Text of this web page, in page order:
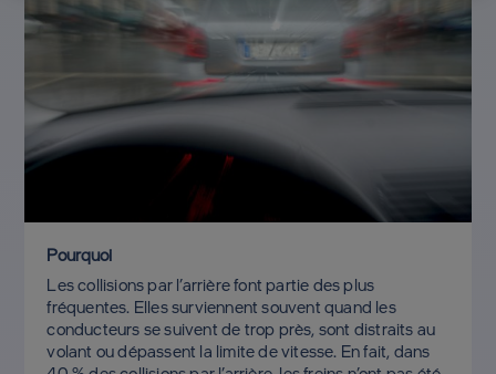
Pourquoi
Les collisions par l’arrière font partie des plus
fréquentes. Elles surviennent souvent quand les
conducteurs se suivent de trop près, sont distraits au
volant ou dépassent la limite de vitesse. En fait, dans